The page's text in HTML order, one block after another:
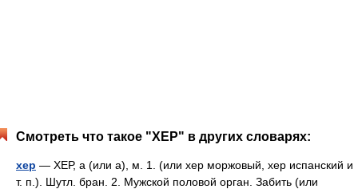
Смотреть что такое "ХЕР" в других словарях:
хер — ХЕР, а (или а), м. 1. (или хер моржовый, хер испанский и
т. п.). Шутл. бран. 2. Мужской половой орган. Забить (или